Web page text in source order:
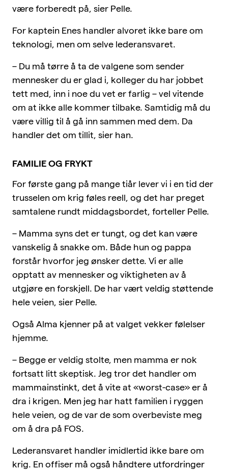
være forberedt på, sier Pelle.
For kaptein Enes handler alvoret ikke bare om
teknologi, men om selve lederansvaret.
– Du må tørre å ta de valgene som sender
mennesker du er glad i, kolleger du har jobbet
tett med, inn i noe du vet er farlig – vel vitende
om at ikke alle kommer tilbake. Samtidig må du
være villig til å gå inn sammen med dem. Da
handler det om tillit, sier han.
FAMILIE OG FRYKT
For første gang på mange tiår lever vi i en tid der
trusselen om krig føles reell, og det har preget
samtalene rundt middagsbordet, forteller Pelle.
– Mamma syns det er tungt, og det kan være
vanskelig å snakke om. Både hun og pappa
forstår hvorfor jeg ønsker dette. Vi er alle
opptatt av mennesker og viktigheten av å
utgjøre en forskjell. De har vært veldig støttende
hele veien, sier Pelle.
Også Alma kjenner på at valget vekker følelser
hjemme.
– Begge er veldig stolte, men mamma er nok
fortsatt litt skeptisk. Jeg tror det handler om
mammainstinkt, det å vite at «worst-case» er å
dra i krigen. Men jeg har hatt familien i ryggen
hele veien, og de var de som overbeviste meg
om å dra på FOS.
Lederansvaret handler imidlertid ikke bare om
krig. En offiser må også håndtere utfordringer